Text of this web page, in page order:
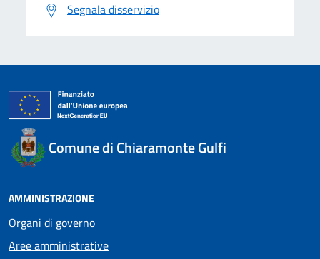
Segnala disservizio
Comune di Chiaramonte Gulfi
AMMINISTRAZIONE
Organi di governo
Aree amministrative